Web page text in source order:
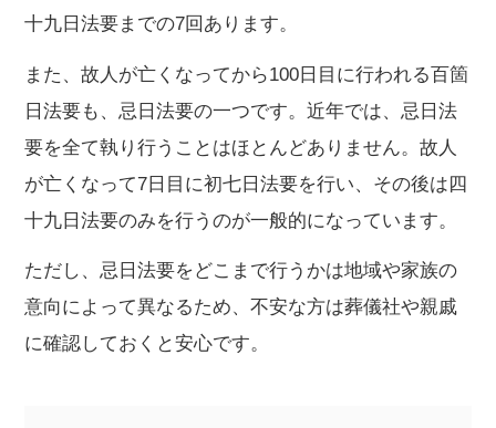
十九日法要までの7回あります。
また、故人が亡くなってから100日目に行われる百箇
日法要も、忌日法要の一つです。近年では、忌日法
要を全て執り行うことはほとんどありません。故人
が亡くなって7日目に初七日法要を行い、その後は四
十九日法要のみを行うのが一般的になっています。
ただし、忌日法要をどこまで行うかは地域や家族の
意向によって異なるため、不安な方は葬儀社や親戚
に確認しておくと安心です。